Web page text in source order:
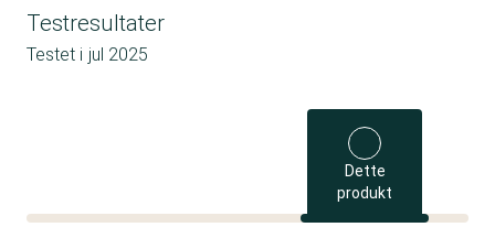
Testresultater
Testet i jul 2025
Dette
produkt